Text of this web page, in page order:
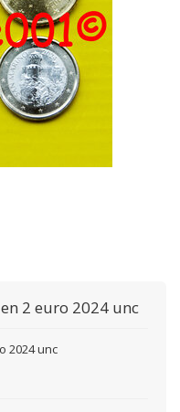
2 euro 2024 unc
2024 unc